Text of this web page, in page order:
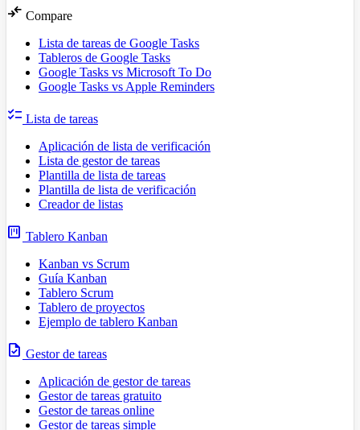
compare_arrows Compare
Lista de tareas de Google Tasks
Tableros de Google Tasks
Google Tasks vs Microsoft To Do
Google Tasks vs Apple Reminders
checklist Lista de tareas
Aplicación de lista de verificación
Lista de gestor de tareas
Plantilla de lista de tareas
Plantilla de lista de verificación
Creador de listas
view_kanban Tablero Kanban
Kanban vs Scrum
Guía Kanban
Tablero Scrum
Tablero de proyectos
Ejemplo de tablero Kanban
task Gestor de tareas
Aplicación de gestor de tareas
Gestor de tareas gratuito
Gestor de tareas online
Gestor de tareas simple